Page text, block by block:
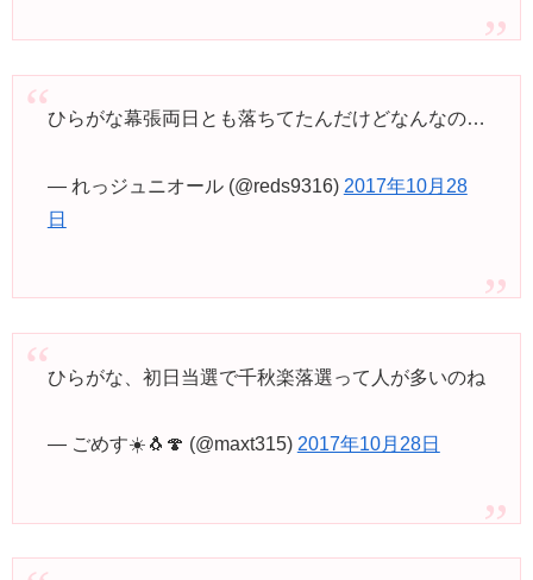
ひらがな幕張両日とも落ちてたんだけどなんなの…
— れっジュニオール (@reds9316) 2017年10月28
日
ひらがな、初日当選で千秋楽落選って人が多いのね
— ごめす☀️🐧🍄 (@maxt315) 2017年10月28日